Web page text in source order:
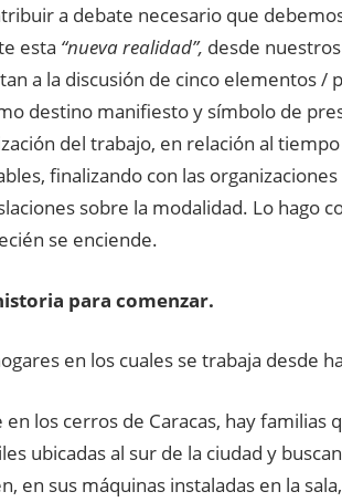
a debate necesario que
esta “nueva realidad”, desde
a la discusión de cinco elementos /
destino manifiesto y símbolo de
del trabajo, en relación al
finalizando con las
sobre la modalidad. Lo hago
se enciende.
para comenzar.
en los cuales se trabaja desde
los cerros de Caracas, hay familias
ubicadas al sur de la ciudad y buscan
en sus máquinas instaladas en la